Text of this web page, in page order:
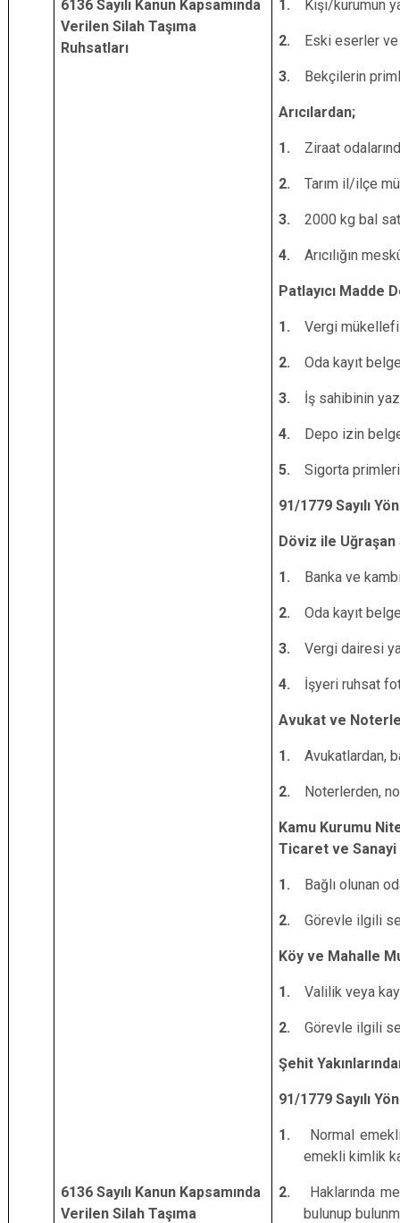
6136 Sayılı Kanun Kapsamında
Verilen Silah Taşıma
Ruhsatları
6136 Sayılı Kanun Kapsamında
Verilen Silah Taşıma
1. Kişi/kurumun
2. Eski eserler ve
3. Bekçilerin
Arıcılardan;
1. Ziraat
2. Tarım il/ilçe
3. 2000 kg bal
4. Arıcılığın
Patlayıcı Madde
1. Vergi mükellefi
2. Oda kayıt
3. İş sahibinin
4. Depo izin
5. Sigorta
91/1779 Sayılı
Döviz ile
1. Banka ve
2. Oda kayıt
3. Vergi dairesi
4. İşyeri ruhsat
Avukat ve
1. Avukatlardan,
2. Noterlerden,
Kamu Kurumu
Ticaret ve Sanayi
1. Bağlı olunan
2. Görevle ilgili
Köy ve Mahalle
1. Valilik veya
2. Görevle ilgili
Şehit
91/1779 Sayılı
1. Normal
emekli kimlik
2. Haklarında
bulunup